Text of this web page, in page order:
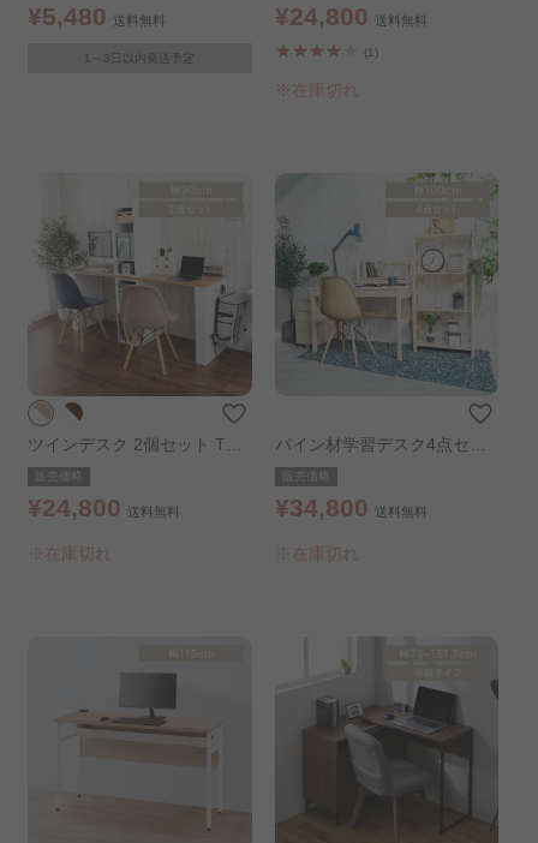
¥5,480 送料無料
1～3日以内発送予定
¥24,800 送料無料
(1)
※在庫切れ
ツインデスク 2個セット TDS
K-180 ナチュラル
販売価格
¥24,800 送料無料
※在庫切れ
パイン材学習デスク4点セッ
ト PINZ-4
販売価格
¥34,800 送料無料
※在庫切れ